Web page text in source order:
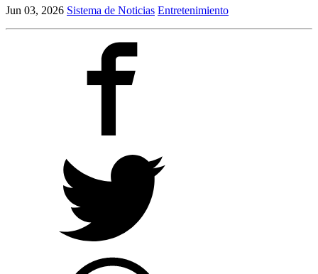
Jun 03, 2026 Sistema de Noticias Entretenimiento